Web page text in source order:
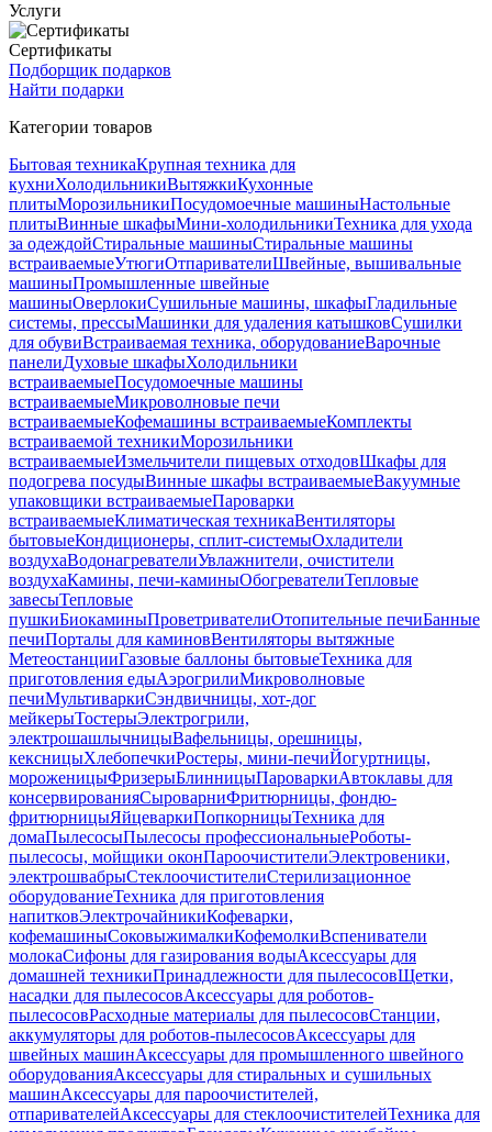
Услуги
Сертификаты
Подборщик подарков
Найти подарки
Категории товаров
Бытовая техникаКрупная техника для
кухниХолодильникиВытяжкиКухонные
плитыМорозильникиПосудомоечные машиныНастольные
плитыВинные шкафыМини-холодильникиТехника для ухода
за одеждойСтиральные машиныСтиральные машины
встраиваемыеУтюгиОтпаривателиШвейные, вышивальные
машиныПромышленные швейные
машиныОверлокиСушильные машины, шкафыГладильные
системы, прессыМашинки для удаления катышковСушилки
для обувиВстраиваемая техника, оборудованиеВарочные
панелиДуховые шкафыХолодильники
встраиваемыеПосудомоечные машины
встраиваемыеМикроволновые печи
встраиваемыеКофемашины встраиваемыеКомплекты
встраиваемой техникиМорозильники
встраиваемыеИзмельчители пищевых отходовШкафы для
подогрева посудыВинные шкафы встраиваемыеВакуумные
упаковщики встраиваемыеПароварки
встраиваемыеКлиматическая техникаВентиляторы
бытовыеКондиционеры, сплит-системыОхладители
воздухаВодонагревателиУвлажнители, очистители
воздухаКамины, печи-каминыОбогревателиТепловые
завесыТепловые
пушкиБиокаминыПроветривателиОтопительные печиБанные
печиПорталы для каминовВентиляторы вытяжные
МетеостанцииГазовые баллоны бытовыеТехника для
приготовления едыАэрогрилиМикроволновые
печиМультиваркиСэндвичницы, хот-дог
мейкерыТостерыЭлектрогрили,
электрошашлычницыВафельницы, орешницы,
кексницыХлебопечкиРостеры, мини-печиЙогуртницы,
мороженицыФризерыБлинницыПароваркиАвтоклавы для
консервированияСыроварниФритюрницы, фондю-
фритюрницыЯйцеваркиПопкорницыТехника для
домаПылесосыПылесосы профессиональныеРоботы-
пылесосы, мойщики оконПароочистителиЭлектровеники,
электрошвабрыСтеклоочистителиСтерилизационное
оборудованиеТехника для приготовления
напитковЭлектрочайникиКофеварки,
кофемашиныСоковыжималкиКофемолкиВспениватели
молокаСифоны для газирования водыАксессуары для
домашней техникиПринадлежности для пылесосовЩетки,
насадки для пылесосовАксессуары для роботов-
пылесосовРасходные материалы для пылесосовСтанции,
аккумуляторы для роботов-пылесосовАксессуары для
швейных машинАксессуары для промышленного швейного
оборудованияАксессуары для стиральных и сушильных
машинАксессуары для пароочистителей,
отпаривателейАксессуары для стеклоочистителейТехника для